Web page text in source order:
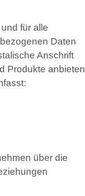
für alle
Daten
Anschrift
Produkte anbieten
über die